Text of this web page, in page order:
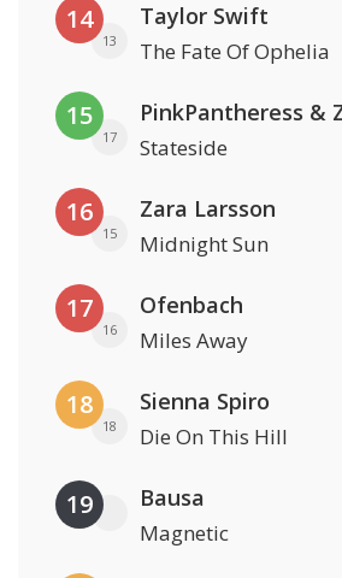
14
13
Taylor Swift
The Fate Of Ophelia
15
17
PinkPantheress &
Stateside
16
15
Zara Larsson
Midnight Sun
17
16
Ofenbach
Miles Away
18
18
Sienna Spiro
Die On This Hill
19 Bausa
Magnetic